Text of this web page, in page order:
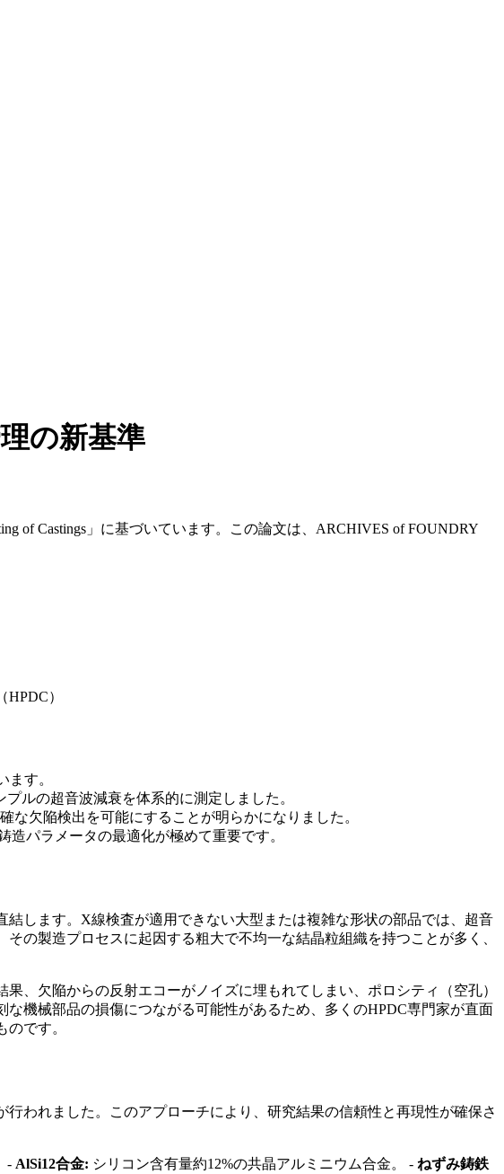
の新基準
of Castings」に基づいています。この論文は、ARCHIVES of FOUNDRY
）
す。
ルの超音波減衰を体系的に測定しました。
欠陥検出を可能にすることが明らかになりました。
パラメータの最適化が極めて重要です。
します。X線検査が適用できない大型または複雑な形状の部品では、超音
の製造プロセスに起因する粗大で不均一な結晶粒組織を持つことが多く、
、欠陥からの反射エコーがノイズに埋もれてしまい、ポロシティ（空孔）
機械部品の損傷につながる可能性があるため、多くのHPDC専門家が直面
です。
われました。このアプローチにより、研究結果の信頼性と再現性が確保さ
- AlSi12合金: シリコン含有量約12%の共晶アルミニウム合金。 - ねずみ鋳鉄